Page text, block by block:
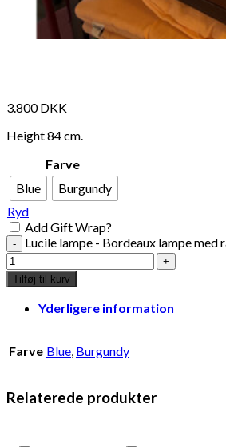
3.800DKK
Height 84 cm.
Farve
Blue
Burgundy
Ryd
Add Gift Wrap?
Lucile lampe - Bordeaux lampe
Tilføj til kurv
Yderligere information
Farve Blue, Burgundy
Relaterede produkter